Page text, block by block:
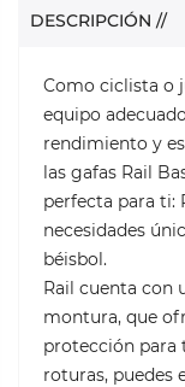
DESCRIPCIÓN //
Como ciclista o
equipo
rendimiento y
las gafas Rail
perfecta para ti:
necesidades
béisbol.
Rail cuenta con
montura, que
protección para
roturas, puedes